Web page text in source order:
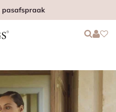
pasafspraak
Login
Login